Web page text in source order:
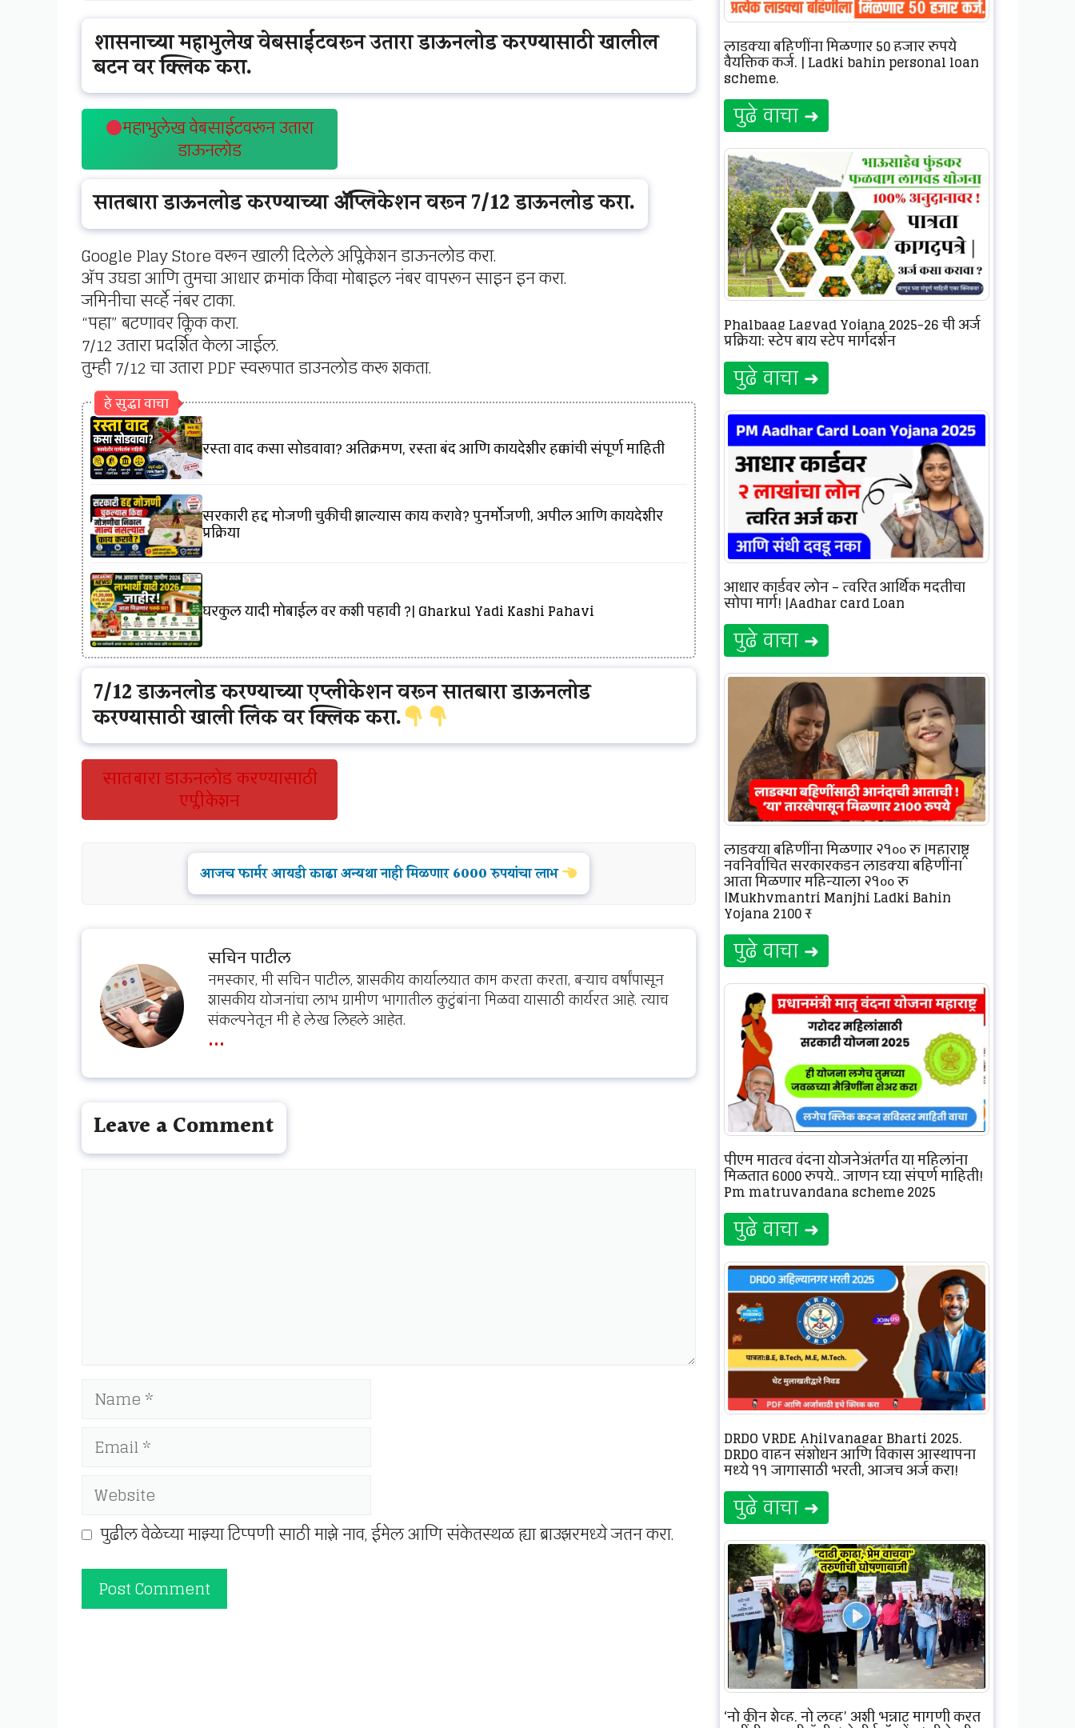
शासनाच्या महाभुलेख वेबसाईटवरून उतारा डाऊनलोड करण्यासाठी खालील
बटन वर क्लिक करा.
महाभुलेख वेबसाईटवरून उतारा
डाऊनलोड
सातबारा डाऊनलोड करण्याच्या ॲप्लिकेशन वरून 7/12 डाऊनलोड करा.
Google Play Store वरून खाली दिलेले अप्लिकेशन डाऊनलोड करा.
ॲप उघडा आणि तुमचा आधार क्रमांक किंवा मोबाइल नंबर वापरून साइन इन करा.
जमिनीचा सर्व्हे नंबर टाका.
“पहा” बटणावर क्लिक करा.
7/12 उतारा प्रदर्शित केला जाईल.
तुम्ही 7/12 चा उतारा PDF स्वरूपात डाउनलोड करू शकता.
हे सुद्धा वाचा
रस्ता वाद कसा सोडवावा? अतिक्रमण, रस्ता बंद आणि कायदेशीर हक्कांची संपूर्ण माहिती
सरकारी हद्द मोजणी चुकीची झाल्यास काय करावे? पुनर्मोजणी, अपील आणि कायदेशीर
प्रक्रिया
घरकुल यादी मोबाईल वर कशी पहावी ?| Gharkul Yadi Kashi Pahavi
7/12 डाऊनलोड करण्याच्या एप्लीकेशन वरून सातबारा डाऊनलोड
करण्यासाठी खाली लिंक वर क्लिक करा.
सातबारा डाऊनलोड करण्यासाठी
एप्लीकेशन
आजच फार्मर आयडी काढा अन्यथा नाही मिळणार 6000 रुपयांचा लाभ
सचिन पाटील
नमस्कार, मी सचिन पाटील, शासकीय कार्यालयात काम करता करता, बऱ्याच वर्षांपासून
शासकीय योजनांचा लाभ ग्रामीण भागातील कुटुंबांना मिळवा यासाठी कार्यरत आहे. त्याच
संकल्पनेतून मी हे लेख लिहले आहेत.
...
Leave a Comment
Name
Email
Website
पुढील वेळेच्या माझ्या टिप्पणी साठी माझे नाव, ईमेल आणि संकेतस्थळ ह्या ब्राउझरमध्ये जतन करा.
लाडक्या बहिणींना मिळणार 50 हजार रुपये
वैयक्तिक कर्ज. | Ladki bahin personal loan
scheme.
पुढे वाचा ➜
Phalbaag Lagvad Yojana 2025-26 ची अर्ज
प्रक्रिया: स्टेप बाय स्टेप मार्गदर्शन
पुढे वाचा ➜
आधार कार्डवर लोन – त्वरित आर्थिक मदतीचा
सोपा मार्ग! |Aadhar card Loan
पुढे वाचा ➜
लाडक्या बहिणींना मिळणार २१०० रु |महाराष्ट्र
नवनिर्वाचित सरकारकडून लाडक्या बहिणींना
आता मिळणार महिन्याला २१०० रु
|Mukhymantri Manjhi Ladki Bahin
Yojana 2100 ₹
पुढे वाचा ➜
पीएम मातृत्व वंदना योजनेअंतर्गत या महिलांना
मिळतात 6000 रुपये.. जाणून घ्या संपूर्ण माहिती!
Pm matruvandana scheme 2025
पुढे वाचा ➜
DRDO VRDE Ahilyanagar Bharti 2025,
DRDO वाहन संशोधन आणि विकास आस्थापना
मध्ये ११ जागासाठी भरती, आजच अर्ज करा!
पुढे वाचा ➜
‘नो क्लीन शेव्ह, नो लव्ह’ अशी भन्नाट मागणी करत